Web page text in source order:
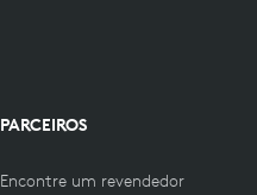
PARCEIROS
Encontre um revendedor